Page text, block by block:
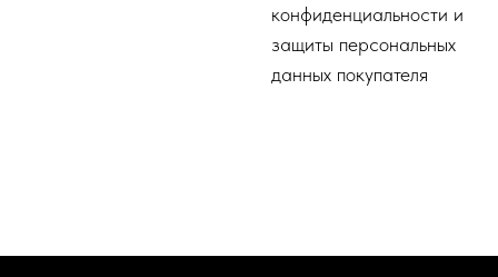
конфиденциальности и
защиты персональных
данных покупателя